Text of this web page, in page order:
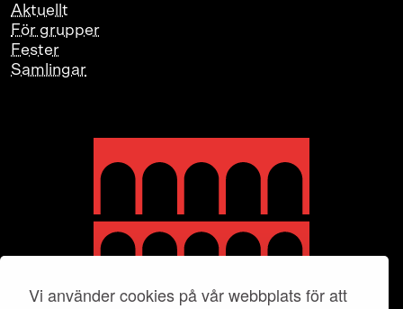
Vi använder cookies på vår webbplats för att
Aktuellt
För grupper
Fester
Samlingar